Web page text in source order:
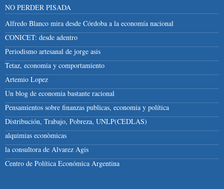
NO PERDER PISADA
Alfredo Blanco mira desde Córdoba a la economía nacional
CONICET: desde adentro
Periodismo artesanal de jorge asis
Tetaz, economia y comportamiento
Artemio Lopez
Un blog de economia bastante racional
Pensamientos sobre finanzas publicas, economia y política
Distribución, Trabajo, Pobreza, UNLP(CEDLAS)
alquimias econòmicas
la consultora de Alvarez Agis
Centro de Política Económica Argentina